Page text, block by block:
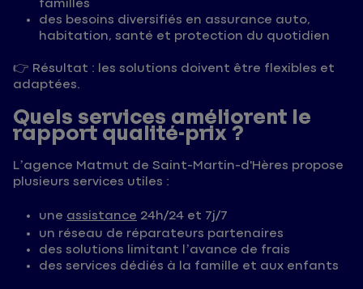
familles
des besoins diversifiés en assurance auto,
habitation, santé et protection du quotidien
👉 Résultat : les solutions doivent être flexibles et
adaptées.
Quels services améliorent le
rapport qualité-prix ?
L’agence Matmut de Saint-Martin-d'Hères propose
plusieurs services utiles :
une assistance 24h/24 et 7j/7
un réseau de réparateurs partenaires
des solutions limitant l’avance de frais
des services dédiés à la famille et aux enfants